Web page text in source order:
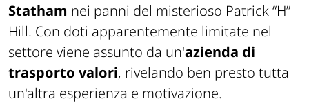
Statham nei panni del misterioso Patrick “H”
Hill. Con doti apparentemente limitate nel
settore viene assunto da un'azienda di
trasporto valori, rivelando ben presto tutta
un'altra esperienza e motivazione.